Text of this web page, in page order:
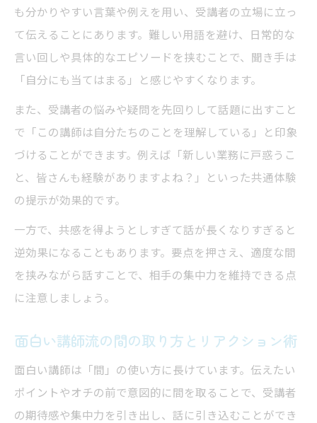
面白い講師の体験談が聞き手を魅了する理
由
面白い講師が知識を噛み砕いて伝える工夫
面白い講師の話が「分かりやすい」になる
秘訣
ユーモアが活きる講師の会話術解析
面白い講師はどんなユーモアを使いこなす
か
面白い講師の会話術と笑いの効果的な入れ
方
面白い講師が重視する話題の選び方と展開
法
面白い講師が会場を和ませる話し方の秘訣
飽きさせない話し方を目指すなら
面白い講師になるための話し方トレーニン
グ法
も分かりやすい言葉や例えを用い、受講者の立場に立っ
て伝えることにあります。難しい用語を避け、日常的な
言い回しや具体的なエピソードを挟むことで、聞き手は
「自分にも当てはまる」と感じやすくなります。
また、受講者の悩みや疑問を先回りして話題に出すこと
で「この講師は自分たちのことを理解している」と印象
づけることができます。例えば「新しい業務に戸惑うこ
と、皆さんも経験がありますよね？」といった共通体験
の提示が効果的です。
一方で、共感を得ようとしすぎて話が長くなりすぎると
逆効果になることもあります。要点を押さえ、適度な間
を挟みながら話すことで、相手の集中力を維持できる点
に注意しましょう。
面白い講師流の間の取り方とリアクション術
面白い講師は「間」の使い方に長けています。伝えたい
ポイントやオチの前で意図的に間を取ることで、受講者
の期待感や集中力を引き出し、話に引き込むことができ